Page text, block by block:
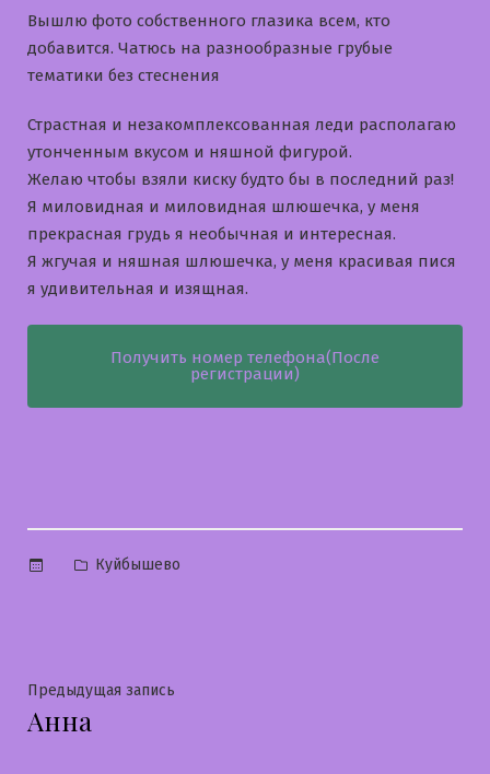
Вышлю фото собственного глазика всем, кто
добавится. Чатюсь на разнообразные грубые
тематики без стеснения
Страстная и незакомплексованная леди располагаю
утонченным вкусом и няшной фигурой.
Желаю чтобы взяли киску будто бы в последний раз!
Я миловидная и миловидная шлюшечка, у меня
прекрасная грудь я необычная и интересная.
Я жгучая и няшная шлюшечка, у меня красивая пися
я удивительная и изящная.
Получить номер телефона(После
регистрации)
Опубликовано
Куйбышево
Навигация
по
Предыдущая запись
Анна